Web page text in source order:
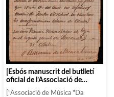
[Esbós manuscrit del butlletí
oficial de l’Associació de
Música da Camera]
["Associació de Música "Da